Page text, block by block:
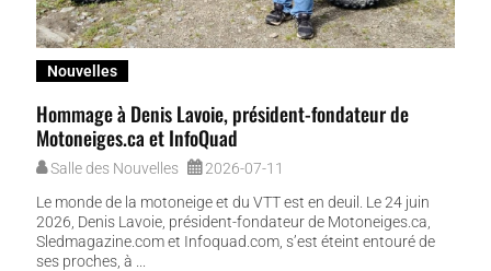
Nouvelles
Hommage à Denis Lavoie, président-fondateur de
Motoneiges.ca et InfoQuad
Salle des Nouvelles
2026-07-11
Le monde de la motoneige et du VTT est en deuil. Le 24 juin
2026, Denis Lavoie, président-fondateur de Motoneiges.ca,
Sledmagazine.com et Infoquad.com, s’est éteint entouré de
ses proches, à ...